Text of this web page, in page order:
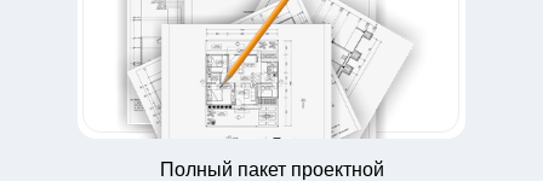
Полный пакет проектной